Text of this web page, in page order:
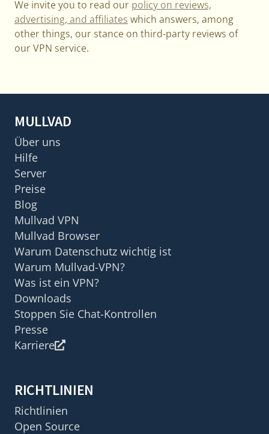
We invite you to read our policy on reviews,
advertising, and affiliates which answers, among
other things, our stance on third-party reviews of
our VPN service.
MULLVAD
Über uns
Hilfe
Server
Preise
Blog
Mullvad VPN
Mullvad Browser
Warum Datenschutz wichtig ist
Warum Mullvad-VPN?
Was ist ein VPN?
Downloads
Stoppen Sie Chat-Kontrollen
Presse
Karriere
RICHTLINIEN
Richtlinien
Open Source